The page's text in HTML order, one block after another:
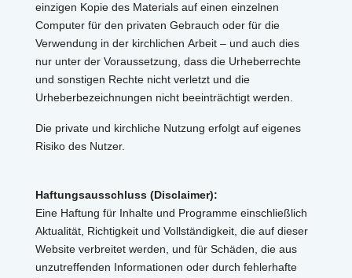
einzigen Kopie des Materials auf einen einzelnen
Computer für den privaten Gebrauch oder für die
Verwendung in der kirchlichen Arbeit – und auch dies
nur unter der Voraussetzung, dass die Urheberrechte
und sonstigen Rechte nicht verletzt und die
Urheberbezeichnungen nicht beeinträchtigt werden.
Die private und kirchliche Nutzung erfolgt auf eigenes
Risiko des Nutzer.
Haftungsausschluss (Disclaimer):
Eine Haftung für Inhalte und Programme einschließlich
Aktualität, Richtigkeit und Vollständigkeit, die auf dieser
Website verbreitet werden, und für Schäden, die aus
unzutreffenden Informationen oder durch fehlerhafte